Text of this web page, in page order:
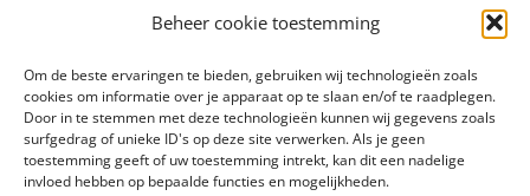
Beheer cookie toestemming
Om de beste ervaringen te bieden, gebruiken wij technologieën zoals
cookies om informatie over je apparaat op te slaan en/of te raadplegen.
Door in te stemmen met deze technologieën kunnen wij gegevens zoals
surfgedrag of unieke ID's op deze site verwerken. Als je geen
toestemming geeft of uw toestemming intrekt, kan dit een nadelige
invloed hebben op bepaalde functies en mogelijkheden.
Hotels geführt.
HOME BEDINGUNGEN UMGEBUNG